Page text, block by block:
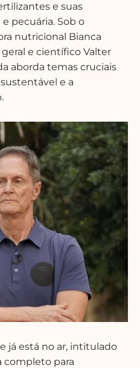
e suas
pecuária. Sob o
nutricional Bianca
e científico Valter
aborda temas cruciais
e a
já está no ar, intitulado
completo para